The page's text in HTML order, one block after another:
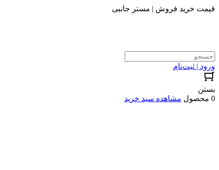
قیمت خرید فروش | مستر جانبی
ورود | ثبت‌نام
بستن
0 محصول
مشاهده سبد خرید